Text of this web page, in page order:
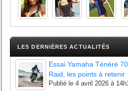
LES DERNIÈRES ACTUALITÉS
Essai Yamaha Ténéré
Raid, les points à retenir
Publié le 4 avril 2026 à